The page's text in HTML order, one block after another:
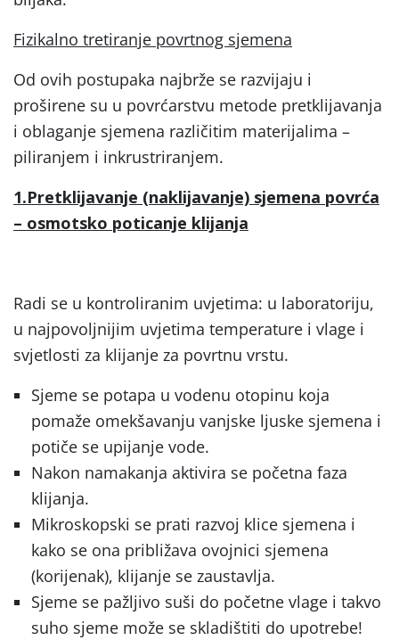
Fizikalno tretiranje povrtnog sjemena
Od ovih postupaka najbrže se razvijaju i
proširene su u povrćarstvu metode pretklijavanja
i oblaganje sjemena različitim materijalima –
piliranjem i inkrustriranjem.
1.Pretklijavanje (naklijavanje) sjemena povrća
– osmotsko poticanje klijanja
Radi se u kontroliranim uvjetima: u laboratoriju,
u najpovoljnijim uvjetima temperature i vlage i
svjetlosti za klijanje za povrtnu vrstu.
Sjeme se potapa u vodenu otopinu koja
pomaže omekšavanju vanjske ljuske sjemena i
potiče se upijanje vode.
Nakon namakanja aktivira se početna faza
klijanja.
Mikroskopski se prati razvoj klice sjemena i
kako se ona približava ovojnici sjemena
(korijenak), klijanje se zaustavlja.
Sjeme se pažljivo suši do početne vlage i takvo
suho sjeme može se skladištiti do upotrebe!